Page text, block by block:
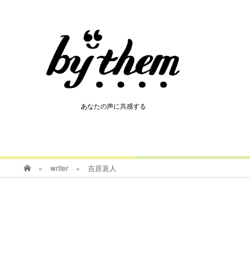
あなたの声に共感する
あなたの声に共感する
» writer » 吉原直人